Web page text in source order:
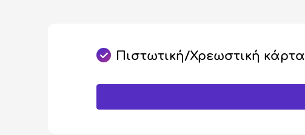
Πιστωτική/Χρεωστική κάρτα